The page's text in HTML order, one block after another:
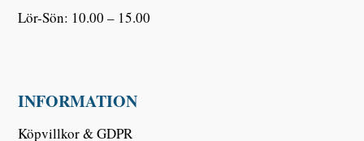
Lör-Sön: 10.00 – 15.00
INFORMATION
Köpvillkor & GDPR